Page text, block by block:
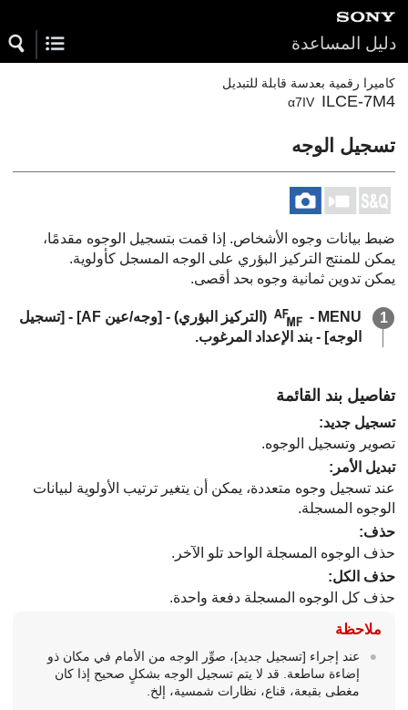
دليل المساعدة
كاميرا رقمية بعدسة قابلة للتبديل
ILCE-7M4
α7IV
تسجيل الوجه
ضبط بيانات وجوه الأشخاص. إذا قمت بتسجيل الوجوه مقدمًا،
يمكن للمنتج التركيز البؤري على الوجه المسجل كأولوية.
يمكن تدوين ثمانية وجوه بحد أقصى.
MENU
-
( التركيز البؤري) - [وجه/عين AF‎‏] - [تسجيل
الوجه] - بند الإعداد المرغوب.
تفاصيل بند القائمة
تسجيل جديد:
تصوير وتسجيل الوجوه.
تبديل الأمر :
عند تسجيل وجوه متعددة، يمكن أن يتغير ترتيب الأولوية لبيانات
الوجوه المسجلة.
حذف:
حذف الوجوه المسجلة الواحد تلو الآخر.
حذف الكل:
حذف كل الوجوه المسجلة دفعة واحدة.
ملاحظة
عند إجراء [تسجيل جديد]، صوِّر الوجه من الأمام في مكان ذو
إضاءة ساطعة. قد لا يتم تسجيل الوجه بشكلٍ صحيح إذا كان
مغطى بقبعة، قناع، نظارات شمسية، إلخ.